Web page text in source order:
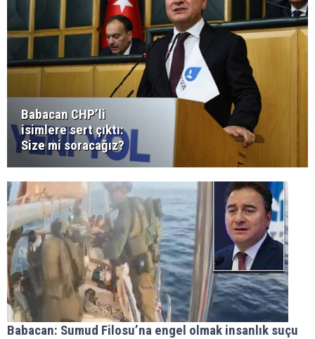
Babacan CHP’li
isimlere sert çıktı:
Size mi soracağız?
Babacan: Sumud Filosu’na engel olmak insanlık suçu